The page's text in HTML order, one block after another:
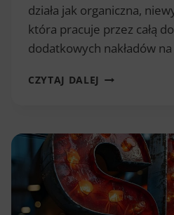
działa jak organiczna,
która pracuje przez całą
dodatkowych nakładów
CZYTAJ DALEJ JAK
WITRYNĘ
SKLEPOWĄ?